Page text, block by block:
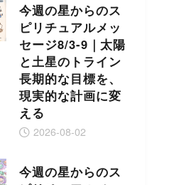
今週の星からのス
ピリチュアルメッ
セージ8/3-9｜太陽
と土星のトライン
長期的な目標を、
現実的な計画に変
える
2026-08-02
今週の星からのス